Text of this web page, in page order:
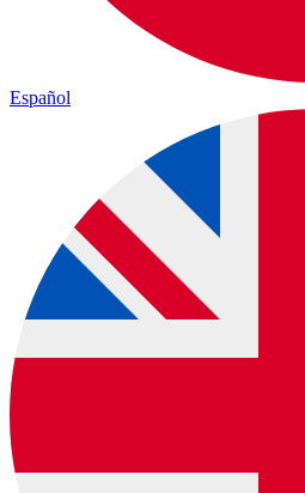
Español